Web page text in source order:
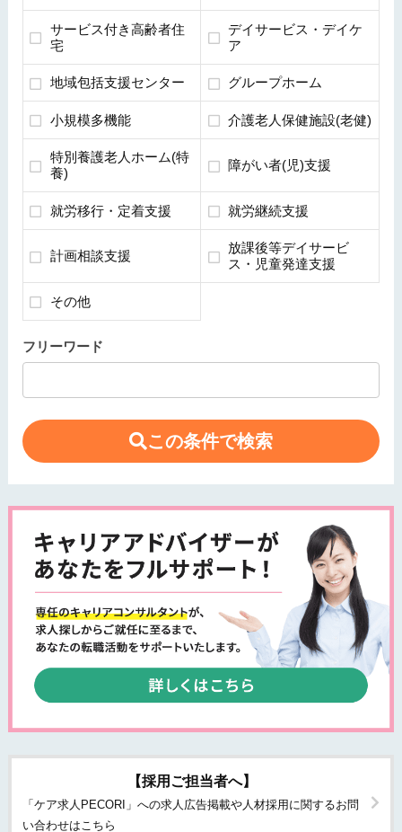
サービス付き高齢者住
宅
デイサービス・デイケ
ア
地域包括支援センター グループホーム
小規模多機能 介護老人保健施設(老健)
特別養護老人ホーム(特
養)
障がい者(児)支援
就労移行・定着支援 就労継続支援
計画相談支援
放課後等デイサービ
ス・児童発達支援
その他
フリーワード
この条件で検索
【採用ご担当者へ】
「ケア求人PECORI」への求人広告掲載や人材採用に関するお問
い合わせはこちら